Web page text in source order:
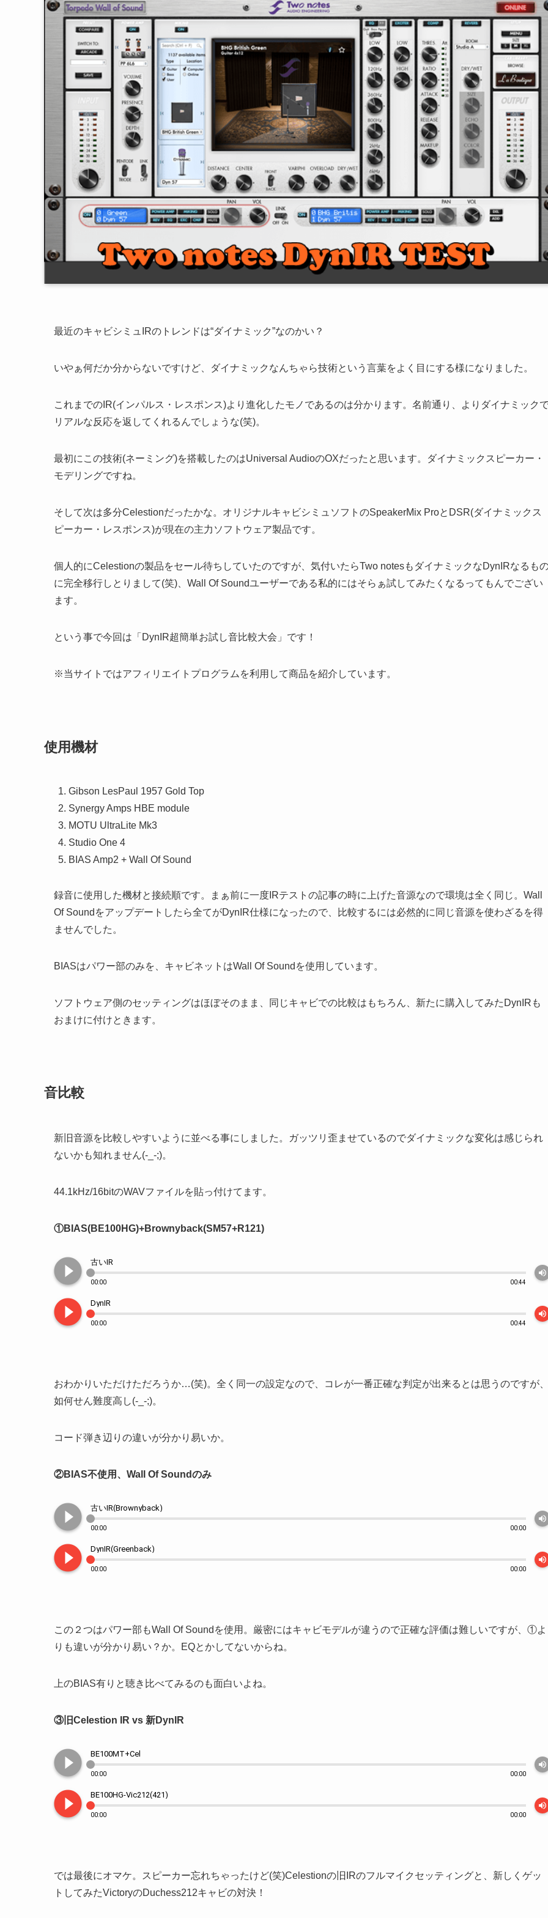
最近のキャビシミュIRのトレンドは“ダイナミック”なのかい？
いやぁ何だか分からないですけど、ダイナミックなんちゃら技術という言葉をよく目にする様になりました。
これまでのIR(インパルス・レスポンス)より進化したモノであるのは分かります。名前通り、よりダイナミック
リアルな反応を返してくれるんでしょうな(笑)。
最初にこの技術(ネーミング)を搭載したのはUniversal AudioのOXだったと思います。ダイナミックスピーカー・
モデリングですね。
そして次は多分Celestionだったかな。オリジナルキャビシミュソフトのSpeakerMix ProとDSR(ダイナミックス
ピーカー・レスポンス)が現在の主力ソフトウェア製品です。
個人的にCelestionの製品をセール待ちしていたのですが、気付いたらTwo notesもダイナミックなDynIRなるも
に完全移行しとりまして(笑)、Wall Of Soundユーザーである私的にはそらぁ試してみたくなるってもんでござい
ます。
という事で今回は「DynIR超簡単お試し音比較大会」です！
※当サイトではアフィリエイトプログラムを利用して商品を紹介しています。
使用機材
Gibson LesPaul 1957 Gold Top
Synergy Amps HBE module
MOTU UltraLite Mk3
Studio One 4
BIAS Amp2 + Wall Of Sound
録音に使用した機材と接続順です。まぁ前に一度IRテストの記事の時に上げた音源なので環境は全く同じ。Wall
Of Soundをアップデートしたら全てがDynIR仕様になったので、比較するには必然的に同じ音源を使わざるを得
ませんでした。
BIASはパワー部のみを、キャビネットはWall Of Soundを使用しています。
ソフトウェア側のセッティングはほぼそのまま、同じキャビでの比較はもちろん、新たに購入してみたDynIRも
おまけに付けときます。
音比較
新旧音源を比較しやすいように並べる事にしました。ガッツリ歪ませているのでダイナミックな変化は感じられ
ないかも知れません(-_-;)。
44.1kHz/16bitのWAVファイルを貼っ付けてます。
①BIAS(BE100HG)+Brownyback(SM57+R121)
play_circle_filled 古いIR
00:00 00:44
volume_up
play_circle_filled DynIR
00:00 00:44
volume_up
おわかりいただけただろうか…(笑)。全く同一の設定なので、コレが一番正確な判定が出来るとは思うのですが
如何せん難度高し(-_-;)。
コード弾き辺りの違いが分かり易いか。
②BIAS不使用、Wall Of Soundのみ
play_circle_filled 古いIR(Brownyback)
00:00 00:00
volume_up
play_circle_filled DynIR(Greenback)
00:00 00:00
volume_up
この２つはパワー部もWall Of Soundを使用。厳密にはキャビモデルが違うので正確な評価は難しいですが、①よ
りも違いが分かり易い？か。EQとかしてないからね。
上のBIAS有りと聴き比べてみるのも面白いよね。
③旧Celestion IR vs 新DynIR
play_circle_filled BE100MT+Cel
00:00 00:00
volume_up
play_circle_filled BE100HG-Vic212(421)
00:00 00:00
volume_up
では最後にオマケ。スピーカー忘れちゃったけど(笑)Celestionの旧IRのフルマイクセッティングと、新しくゲッ
トしてみたVictoryのDuchess212キャビの対決！